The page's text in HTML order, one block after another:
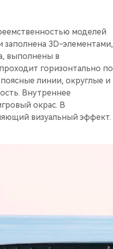
моделей
3D-элементами,
выполнены в
горизонтально по
линии, округлые и
Внутреннее
окрас. В
визуальный эффект.